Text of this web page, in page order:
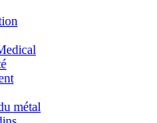
métal